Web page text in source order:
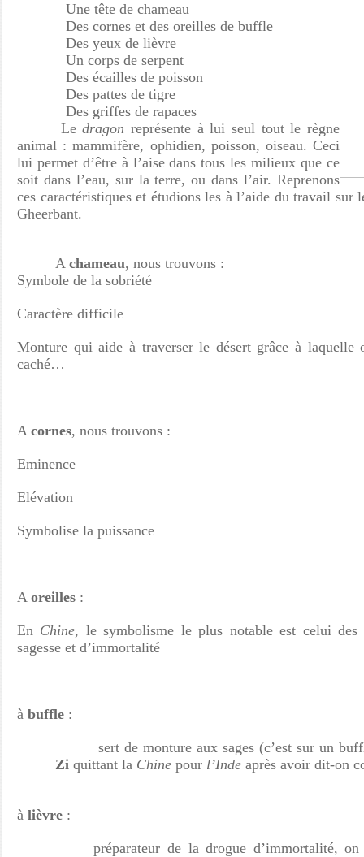
Une tête de chameau
Des cornes et des oreilles de buffle
Des yeux de lièvre
Un corps de serpent
Des écailles de poisson
Des pattes de tigre
Des griffes de rapaces
Ledragon représente à lui seul tout le règne
animal : mammifère, ophidien, poisson, oiseau. Ceci
lui permet d’être à l’aise dans tous les milieux que ce
soit dans l’eau, sur la terre, ou dans l’air. Reprenons
ces caractéristiques et étudions les à l’aide du travail sur
Gheerbant.
Achameau, nous trouvons :
Symbole de la sobriété
Caractère difficile
Monture qui aide à traverser le désert grâce à laquelle
caché…
A cornes, nous trouvons :
Eminence
Elévation
Symbolise la puissance
A oreilles :
En Chine, le symbolisme le plus notable est celui des
sagesse et d’immortalité
à buffle :
sert de monture aux sages (c’est sur un
Zi quittant la Chine pour l’Inde après avoir dit-on
à lièvre :
préparateur de la drogue d’immortalité,